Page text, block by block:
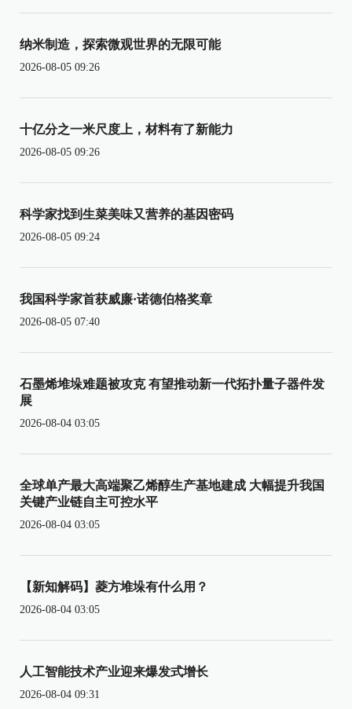
纳米制造，探索微观世界的无限可能
2026-08-05 09:26
十亿分之一米尺度上，材料有了新能力
2026-08-05 09:26
科学家找到生菜美味又营养的基因密码
2026-08-05 09:24
我国科学家首获威廉·诺德伯格奖章
2026-08-05 07:40
石墨烯堆垛难题被攻克 有望推动新一代拓扑量子器件发
展
2026-08-04 03:05
全球单产最大高端聚乙烯醇生产基地建成 大幅提升我国
关键产业链自主可控水平
2026-08-04 03:05
【新知解码】菱方堆垛有什么用？
2026-08-04 03:05
人工智能技术产业迎来爆发式增长
2026-08-04 09:31